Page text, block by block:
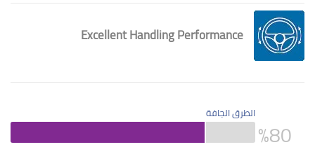
Excellent Handling Performance
80
%
الطرق الجافة